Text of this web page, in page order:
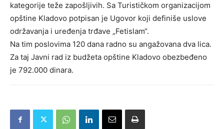
kategorije teže zapošljivih. Sa Turističkom organizacijom
opštine Kladovo potpisan je Ugovor koji definiše uslove
održavanja i uređenja trđave „Fetislam“.
Na tim poslovima 120 dana radno su angažovana dva lica.
Za taj Javni rad iz budžeta opštine Kladovo obezbeđeno
je 792.000 dinara.